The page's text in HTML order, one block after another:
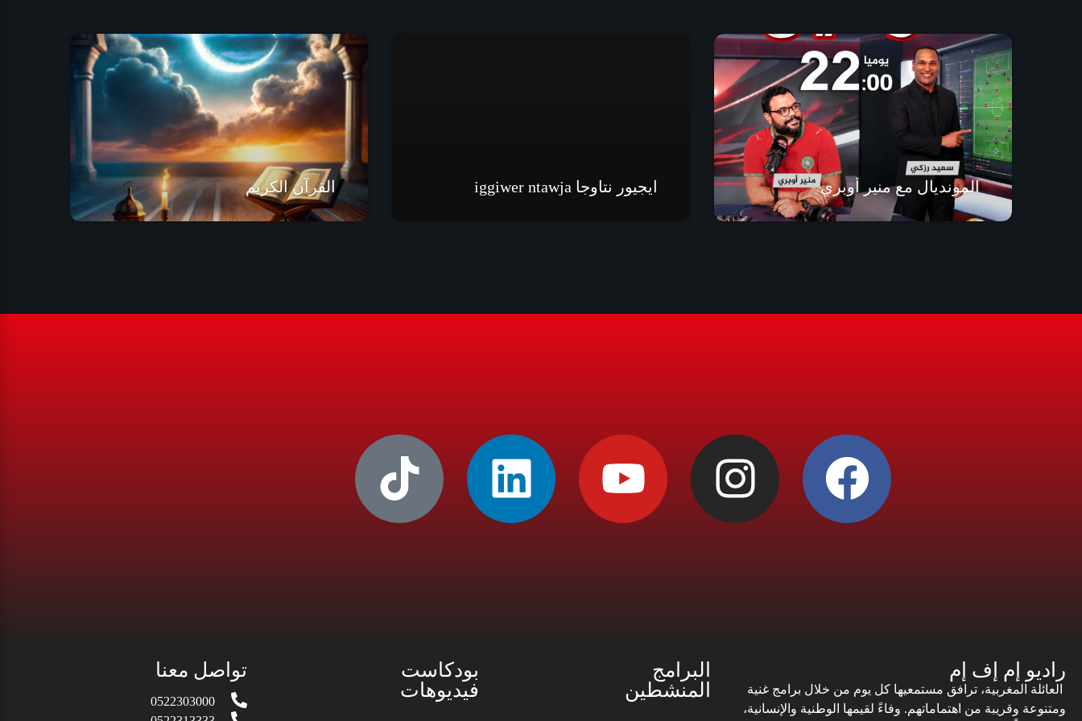
المونديال مع منير أوبري ايجيور نتاوجا iggiwer ntawja القرآن الكريم
راديو إم إف إم
العائلة المغربية، ترافق مستمعيها كل يوم من خلال برامج غنية
ومتنوعة وقريبة من اهتماماتهم. وفاءً لقيمها الوطنية والإنسانية،
البرامج
المنشطين
بودكاست
فيديوهات
تواصل معنا
0522303000